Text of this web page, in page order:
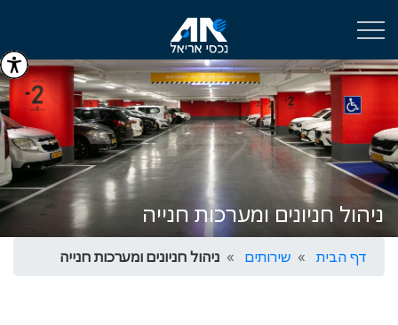
ניהול חניונים ומערכות חנייה
דף הבית שירותים ניהול חניונים ומערכות חנייה